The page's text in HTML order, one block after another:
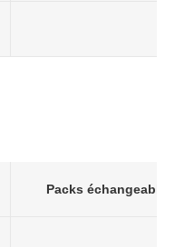
Packs échangeables